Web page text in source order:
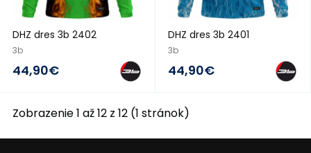
DHZ dres 3b 2402
3b
44,90€
DHZ dres 3b 2401
3b
44,90€
Zobrazenie 1 až 12 z 12 (1 stránok)